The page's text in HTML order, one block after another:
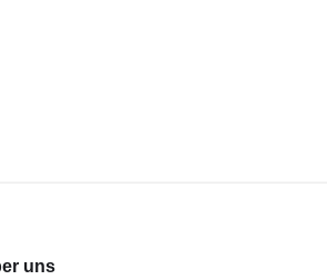
uns